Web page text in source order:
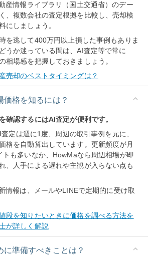
産情報ライブラリ（国土交通省）のデー
、複数会社の査定根拠を比較し、売却検
にしましょう。
を逃して400万円以上損した事例もありま
うか迷っている間は、AI査定等で常に
相場感を把握しておきましょう。
売却のベストタイミングは？
価格を知るには？
確認するにはAI査定が便利です。
定は週に1度、周辺の取引事例を元に、
格を自動算出しています。更新頻度が月
トも多いなか、HowMaなら周辺相場が即
、人手による遅れや主観が入らない点も
情報は、メールやLINEで定期的に受け取
段を知りたいときに価格を調べる方法を
が詳しく解説
に準備すべきことは？